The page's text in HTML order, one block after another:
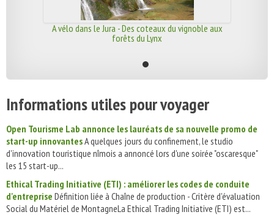
A vélo dans le Jura - Des coteaux du vignoble aux
forêts du Lynx
Informations utiles pour voyager
Open Tourisme Lab annonce les lauréats de sa nouvelle promo de
start-up innovantesA quelques jours du confinement, le studio
d'innovation touristique nîmois a annoncé lors d'une soirée "oscaresque"
les 15 start-up...
Ethical Trading Initiative (ETI) : améliorer les codes de conduite
d'entreprise Définition liée à Chaîne de production - Critère d'évaluation
Social du Matériel de MontagneLa Ethical Trading Initiative (ETI) est...